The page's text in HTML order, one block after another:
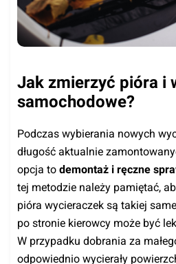
Jak zmierzyć pióra i
samochodowe?
Podczas wybierania nowych
długość aktualnie
opcja to demontaż i ręczne
tej metodzie należy pamiętać,
pióra wycieraczek są takiej
po stronie kierowcy może być
W przypadku dobrania za
odpowiednio wycierały